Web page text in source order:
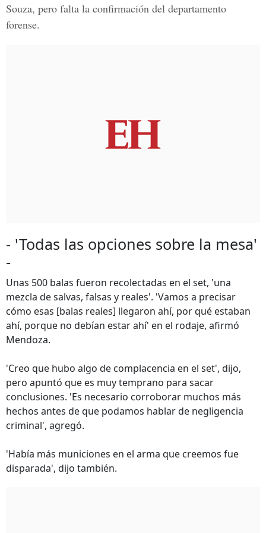
Souza, pero falta la confirmación del departamento
forense.
- 'Todas las opciones sobre la mesa'
-
Unas 500 balas fueron recolectadas en el set, 'una
mezcla de salvas, falsas y reales'. 'Vamos a precisar
cómo esas [balas reales] llegaron ahí, por qué estaban
ahí, porque no debían estar ahí' en el rodaje, afirmó
Mendoza.
'Creo que hubo algo de complacencia en el set', dijo,
pero apuntó que es muy temprano para sacar
conclusiones. 'Es necesario corroborar muchos más
hechos antes de que podamos hablar de negligencia
criminal', agregó.
'Había más municiones en el arma que creemos fue
disparada', dijo también.